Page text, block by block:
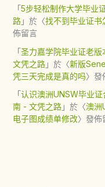
「5步轻松制作大学毕业
路」於〈找不到毕业证书
佈留言
「圣力嘉学院毕业证老
文凭之路」於〈新版
凭三天完成是真的吗〉發
「认识澳洲UNSW毕业
南 - 文凭之路」於〈澳洲
电子图成绩单修改〉發佈